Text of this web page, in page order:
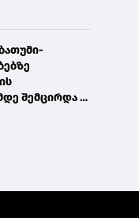
შემცირდა -